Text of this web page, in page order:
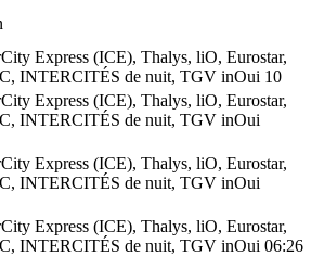
Express (ICE), Thalys, liO, Eurostar,
INTERCITÉS de nuit, TGV inOui 10
Express (ICE), Thalys, liO, Eurostar,
INTERCITÉS de nuit, TGV inOui
Express (ICE), Thalys, liO, Eurostar,
INTERCITÉS de nuit, TGV inOui
Express (ICE), Thalys, liO, Eurostar,
INTERCITÉS de nuit, TGV inOui 06:26